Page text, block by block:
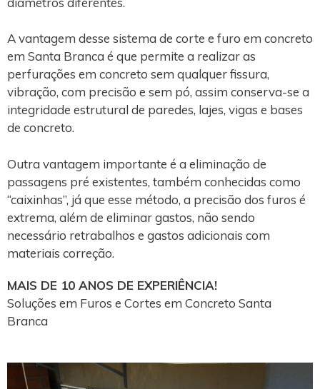
A vantagem desse sistema de corte e furo em concreto
em Santa Branca é que permite a realizar as
perfurações em concreto sem qualquer fissura,
vibração, com precisão e sem pó, assim conserva-se a
integridade estrutural de paredes, lajes, vigas e bases
de concreto.
Outra vantagem importante é a eliminação de
passagens pré existentes, também conhecidas como
“caixinhas”, já que esse método, a precisão dos furos é
extrema, além de eliminar gastos, não sendo
necessário retrabalhos e gastos adicionais com
materiais correção.
MAIS DE 10 ANOS DE EXPERIÊNCIA!
Soluções em Furos e Cortes em Concreto Santa
Branca